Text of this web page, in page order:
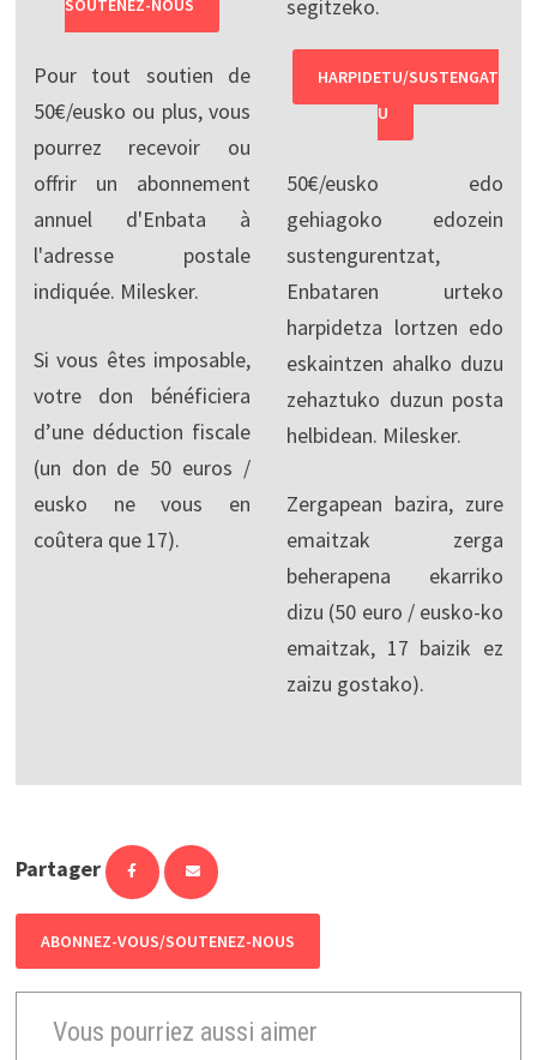
SOUTENEZ-NOUS
Pour tout soutien de
50€/eusko ou plus, vous
pourrez recevoir ou
offrir un abonnement
annuel d'Enbata à
l'adresse postale
indiquée. Milesker.
Si vous êtes imposable,
votre don bénéficiera
d’une déduction fiscale
(un don de 50 euros /
eusko ne vous en
coûtera que 17).
segitzeko.
HARPIDETU/SUSTENGAT
U
50€/eusko edo
gehiagoko edozein
sustengurentzat,
Enbataren urteko
harpidetza lortzen edo
eskaintzen ahalko duzu
zehaztuko duzun posta
helbidean. Milesker.
Zergapean bazira, zure
emaitzak zerga
beherapena ekarriko
dizu (50 euro / eusko-ko
emaitzak, 17 baizik ez
zaizu gostako).
Partager
ABONNEZ-VOUS/SOUTENEZ-NOUS
Vous pourriez aussi aimer